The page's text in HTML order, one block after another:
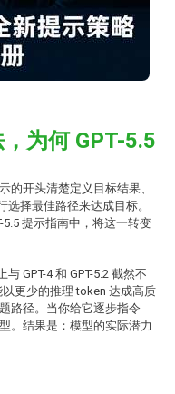
为何 GPT-5.5
开头清楚定义目标结果、
选择最佳路径来达成目标。
5.5 提示指南中，将这一转变
GPT-4 和 GPT-5.2 截然不
以更少的推理 token 达成高质
路径。当你给它逐步指令
。结果是：模型的实际潜力